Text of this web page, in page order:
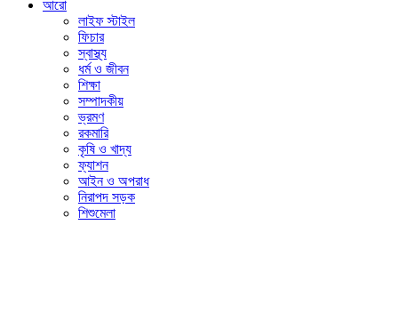
আরো
লাইফ স্টাইল
ফিচার
স্বাস্থ্য
ধর্ম ও জীবন
শিক্ষা
সম্পাদকীয়
ভ্রমণ
রকমারি
কৃষি ও খাদ্য
ফ্যাশন
আইন ও অপরাধ
নিরাপদ সড়ক
শিশুমেলা